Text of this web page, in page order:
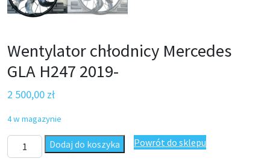
Wentylator chłodnicy Mercedes
GLA H247 2019-
2 500,00 zł
4 w magazynie
ilość Wentylator chłodnicy Mercedes GLA H247 2019-
Dodaj do koszyka Powrót do sklepu